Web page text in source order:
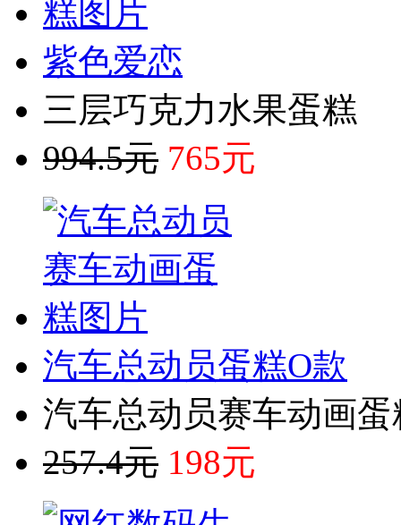
紫色爱恋
三层巧克力水果蛋糕
994.5元 765元
汽车总动员蛋糕O款
汽车总动员赛车动画蛋
257.4元 198元